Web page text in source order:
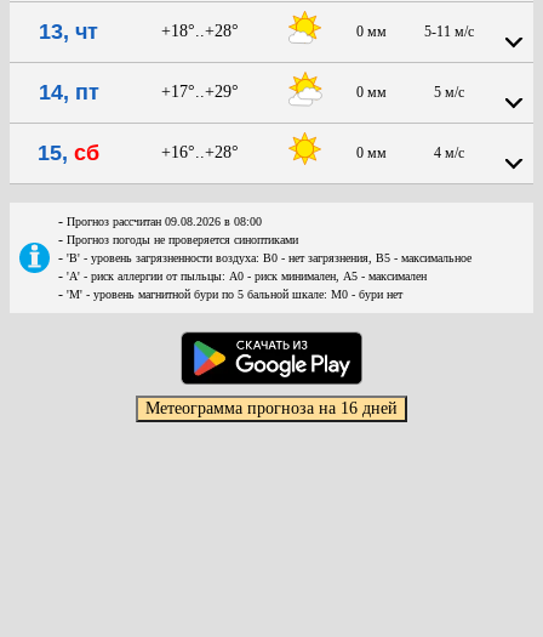
13, чт +18°..+28° 0 мм 5-11 м/с
14, пт +17°..+29° 0 мм 5 м/с
15, сб +16°..+28° 0 мм 4 м/с
- Прогноз рассчитан 09.08.2026 в 08:00
- Прогноз погоды не проверяется синоптиками
- 'В' - уровень загрязненности воздуха: В0 - нет загрязнения, В5 - максимальное
- 'А' - риск аллергии от пыльцы: А0 - риск минимален, А5 - максимален
- 'М' - уровень магнитной бури по 5 бальной шкале: М0 - бури нет